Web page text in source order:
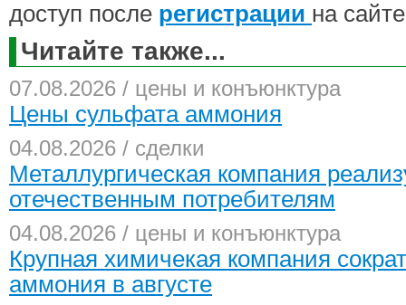
доступ после регистрации на сайте
Читайте также...
07.08.2026 / цены и конъюнктура
Цены сульфата аммония
04.08.2026 / сделки
Металлургическая компания
отечественным потребителям
04.08.2026 / цены и конъюнктура
Крупная химичекая компания
аммония в августе